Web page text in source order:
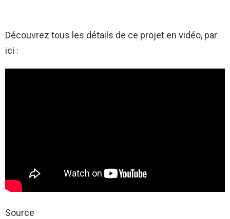
Découvrez tous les détails de ce projet en vidéo, par
ici :
Source